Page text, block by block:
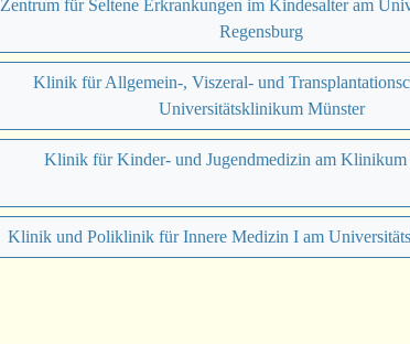
Zentrum für Seltene Erkrankungen im Kindesalter am
Regensburg
Klinik für Allgemein-, Viszeral- und
Universitätsklinikum Münster
Klinik für Kinder- und Jugendmedizin am Klinikum
Klinik und Poliklinik für Innere Medizin I am